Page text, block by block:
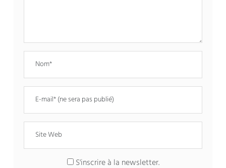
S'inscrire à la newsletter.